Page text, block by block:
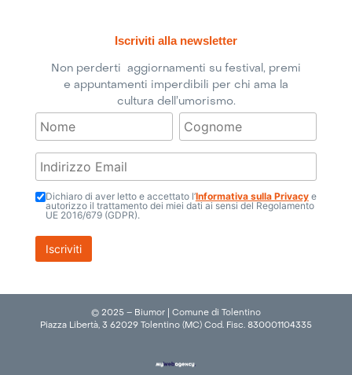
Iscriviti alla newsletter
Non perderti aggiornamenti su festival, premi
e appuntamenti imperdibili per chi ama la
cultura dell’umorismo.
Dichiaro di aver letto e accettato l’Informativa sulla Privacye
autorizzo il trattamento dei miei dati ai sensi del Regolamento
UE 2016/679 (GDPR).
© 2025 – Biumor | Comune di Tolentino
Piazza Libertà, 3 62029 Tolentino (MC) Cod. Fisc. 830001104335